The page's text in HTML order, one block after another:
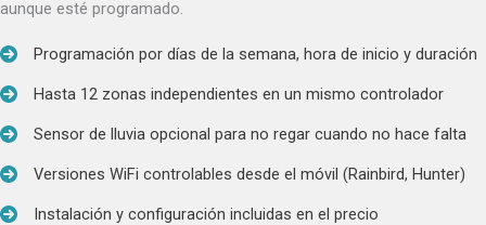
aunque esté programado.
Programación por días de la semana, hora de inicio y duración
Hasta 12 zonas independientes en un mismo controlador
Sensor de lluvia opcional para no regar cuando no hace falta
Versiones WiFi controlables desde el móvil (Rainbird, Hunter)
Instalación y configuración incluidas en el precio